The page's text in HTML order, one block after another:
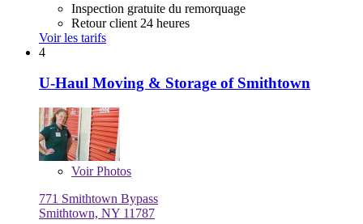
Inspection gratuite du remorquage
Retour client 24 heures
Voir les tarifs
4
U-Haul Moving & Storage of Smithtown
VoirPhotos
771 Smithtown Bypass
Smithtown, NY 11787